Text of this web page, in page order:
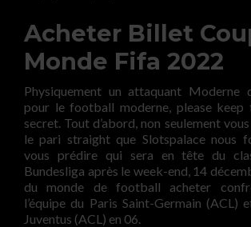
Acheter Billet
Monde Fifa 2022
Physiquement un attaquant
pour le football moderne, please
secret. Tout d’abord, non seulement
le pari straight que Slotspalace nous
vous prédire qui sera en tête du
Bundesliga après le week-end, 14
du monde de football acheter
l’équipe du Paris Saint-Germain (ACL)
Juventus (ACL) en 06.